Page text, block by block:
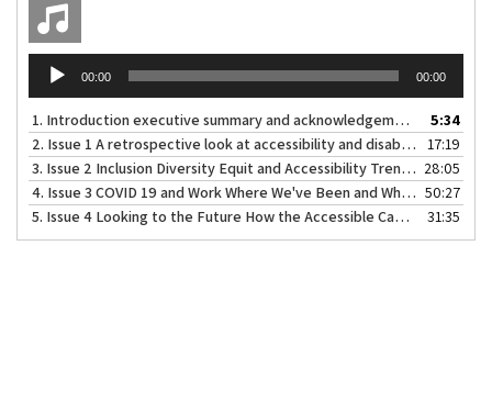
Audio
Player
00:00 00:00
1. Introduction executive summary and acknowledgements
5:34
2. Issue 1 A retrospective look at accessibility and disability inclusion in Canada
17:19
3. Issue 2 Inclusion Diversity Equit and Accessibility Trends in Canada
28:05
4. Issue 3 COVID 19 and Work Where We've Been and Where We're Going
50:27
5. Issue 4 Looking to the Future How the Accessible Canada Act ACA Changes the Game 31:35